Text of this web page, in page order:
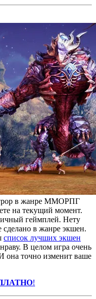
в жанре ММОРПГ
на текущий момент.
геймплей. Нету
сделано в жанре экшен.
список лучших экшен
В целом игра очень
она точно изменит ваше
!